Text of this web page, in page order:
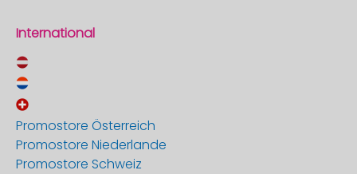
International
Promostore Österreich
Promostore Niederlande
Promostore Schweiz